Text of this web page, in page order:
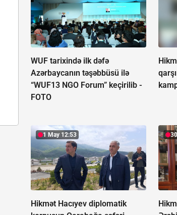
WUF tarixində ilk dəfə
Azərbaycanın təşəbbüsü ilə
“WUF13 NGO Forum” keçirilib -
FOTO
1 May 12:53
Hikmət Hacıyev diplomatik